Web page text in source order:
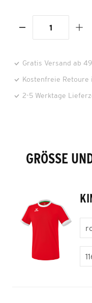
Gratis Versand ab
Kostenfreie Retoure
2-5 Werktage
GRÖSSE